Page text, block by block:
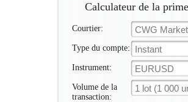
Calculateur de la prime
Courtier: CWG
Type du compte: Instant
Instrument: EURUSD
Volume de la
transaction:
1 lot (1 000